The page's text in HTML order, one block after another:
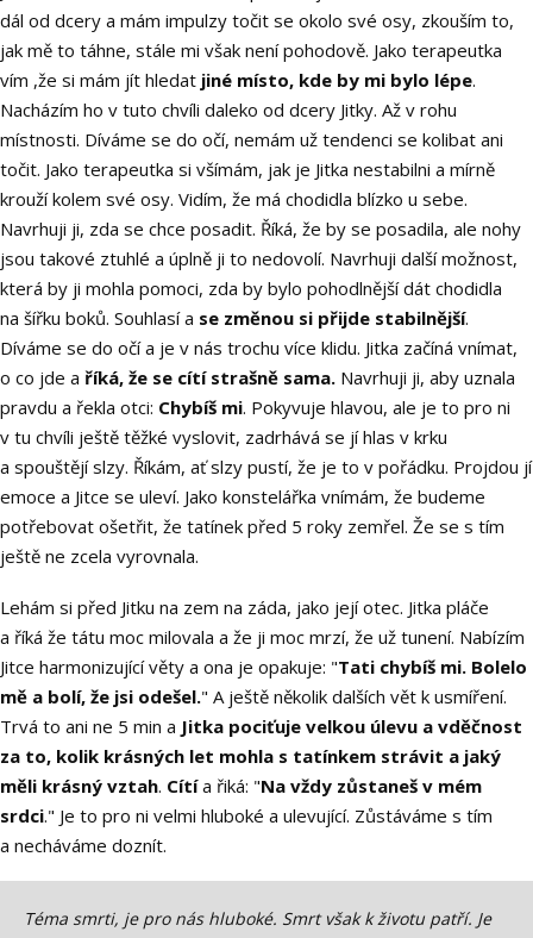
dál od dcery a mám impulzy točit se okolo své osy, zkouším to,
jak mě to táhne, stále mi však není pohodově. Jako terapeutka
vím ,že si mám jít hledat jiné místo, kde by mi bylo lépe.
Nacházím ho v tuto chvíli daleko od dcery Jitky. Až v rohu
místnosti. Díváme se do očí, nemám už tendenci se kolibat ani
točit. Jako terapeutka si všímám, jak je Jitka nestabilni a mírně
krouží kolem své osy. Vidím, že má chodidla blízko u sebe.
Navrhuji ji, zda se chce posadit. Říká, že by se posadila, ale nohy
jsou takové ztuhlé a úplně ji to nedovolí. Navrhuji další možnost,
která by ji mohla pomoci, zda by bylo pohodlnější dát chodidla
na šířku boků. Souhlasí a se změnou si přijde stabilnější.
Díváme se do očí a je v nás trochu více klidu. Jitka začíná vnímat,
o co jde a říká, že se cítí strašně sama. Navrhuji ji, aby uznala
pravdu a řekla otci: Chybíš mi. Pokyvuje hlavou, ale je to pro ni
v tu chvíli ještě těžké vyslovit, zadrhává se jí hlas v krku
a spouštějí slzy. Říkám, ať slzy pustí, že je to v pořádku. Projdou jí
emoce a Jitce se uleví. Jako konstelářka vnímám, že budeme
potřebovat ošetřit, že tatínek před 5 roky zemřel. Že se s tím
ještě ne zcela vyrovnala.
Lehám si před Jitku na zem na záda, jako její otec. Jitka pláče
a říká že tátu moc milovala a že ji moc mrzí, že už tunení. Nabízím
Jitce harmonizující věty a ona je opakuje: "Tati chybíš mi. Bolelo
mě a bolí, že jsi odešel." A ještě několik dalších vět k usmíření.
Trvá to ani ne 5 min a Jitka pociťuje velkou úlevu a vděčnost
za to, kolik krásných let mohla s tatínkem strávit a jaký
měli krásný vztah. Cítía řiká: "Na vždy zůstaneš v mém
srdci." Je to pro ni velmi hluboké a ulevující. Zůstáváme s tím
a necháváme doznít.
Téma smrti, je pro nás hluboké. Smrt však k životu patří. Je